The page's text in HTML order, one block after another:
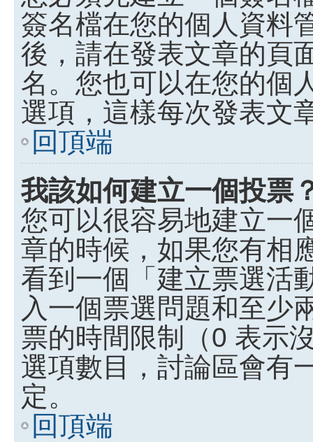
簽名檔在您的個人資料
後，請在發表文章的頁
名。您也可以在您的個
選項，這樣每次發表文
回頂端
我該如何建立一個投票
您可以很容易地建立一
章的時候，如果您有相
看到一個「建立票選活
入一個票選問題和至少
票的時間限制（0 表示
選項數目，討論區會有
定。
回頂端